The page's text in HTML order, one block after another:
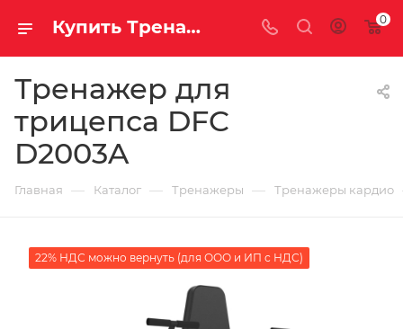
Купить Тренажер для трицепса DFC D2003A за рублей, а со скидкой 0
Тренажер для
трицепса DFC
D2003A
Главная — Каталог — Тренажеры — Тренажеры кардио
22% НДС можно вернуть (для ООО и ИП с НДС)